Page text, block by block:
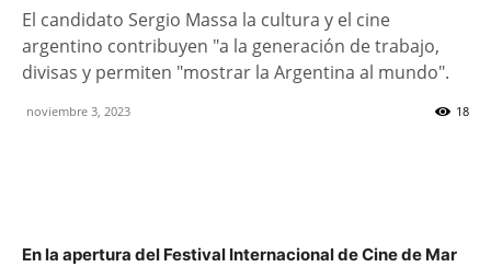
El candidato Sergio Massa la cultura y el cine
argentino contribuyen "a la generación de trabajo,
divisas y permiten "mostrar la Argentina al mundo".
noviembre 3, 2023 18
En la apertura del Festival Internacional de Cine de Mar